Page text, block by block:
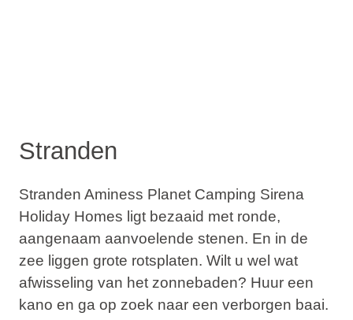
Stranden
Stranden Aminess Planet Camping Sirena
Holiday Homes ligt bezaaid met ronde,
aangenaam aanvoelende stenen. En in de
zee liggen grote rotsplaten. Wilt u wel wat
afwisseling van het zonnebaden? Huur een
kano en ga op zoek naar een verborgen baai.